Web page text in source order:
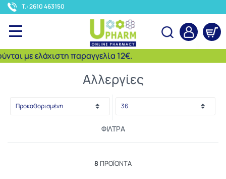
T.: 2610 463150
με ελάχιστη παραγγελία 12€.
Αναζήτηση
Αλλεργίες
ΦΊΛΤΡΑ
8 ΠΡΟΪΌΝΤΑ